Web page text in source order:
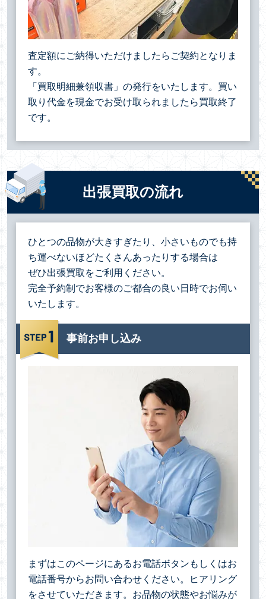
査定額にご納得いただけましたらご契約となりま
す。
「買取明細兼領収書」の発行をいたします。買い
取り代金を現金でお受け取られましたら買取終了
です。
出張買取の流れ
ひとつの品物が大きすぎたり、小さいものでも持
ち運べないほどたくさんあったりする場合は
ぜひ出張買取をご利用ください。
完全予約制でお客様のご都合の良い日時でお伺い
いたします。
事前お申し込み
まずはこのページにあるお電話ボタンもしくはお
電話番号からお問い合わせください。ヒアリング
をさせていただきます。お品物の状態やお悩みが